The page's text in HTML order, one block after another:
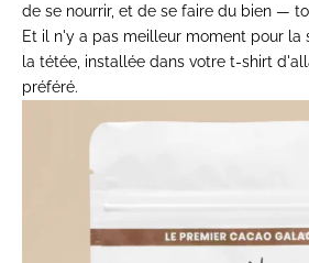
de se nourrir, et de se faire du bien —
Et il n'y a pas meilleur moment pour la
la tétée, installée dans votre t-shirt
préféré.